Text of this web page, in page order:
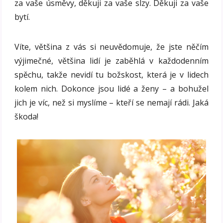
za vaše úsměvy, děkuji za vaše slzy. Děkuji za vaše
bytí.
Víte, většina z vás si neuvědomuje, že jste něčím
výjimečné, většina lidí je zaběhlá v každodenním
spěchu, takže nevidí tu božskost, která je v lidech
kolem nich. Dokonce jsou lidé a ženy – a bohužel
jich je víc, než si myslíme – kteří se nemají rádi. Jaká
škoda!